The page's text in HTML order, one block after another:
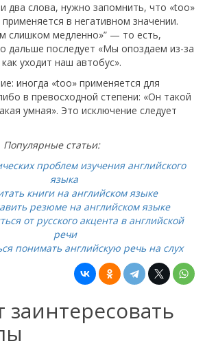
два слова, нужно запомнить, что «too»
применяется в негативном значении.
слишком медленно»” — то есть,
дальше последует «Мы опоздаем из-за
уходит наш автобус».
иногда «too» применяется для
в превосходной степени: «Он такой
умная». Это исключение следует
Популярные статьи:
проблем изучения английского
языка
книги на английском языке
резюме на английском языке
от русского акцента в английской
речи
понимать английскую речь на слух
заинтересовать